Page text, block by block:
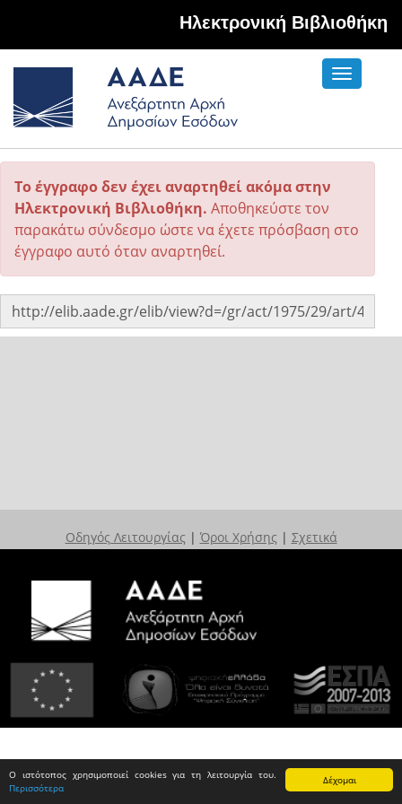
Δέχομαι
Ο ιστότοπος χρησιμοποιεί cookies για τη λειτουργία του.
Περισσότερα
Hλεκτρονική Βιβλιοθήκη
Toggle
Το έγγραφο δεν έχει αναρτηθεί ακόμα στην
Ηλεκτρονική Βιβλιοθήκη. Αποθηκεύστε τον
παρακάτω σύνδεσμο ώστε να έχετε πρόσβαση στο
έγγραφο αυτό όταν αναρτηθεί.
Οδηγός Λειτουργίας | Όροι Χρήσης | Σχετικά